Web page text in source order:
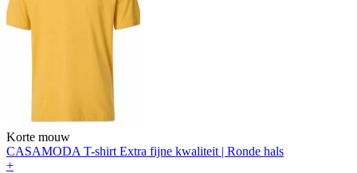
Korte mouw
CASAMODA T-shirt Extra fijne kwaliteit | Ronde hals
+